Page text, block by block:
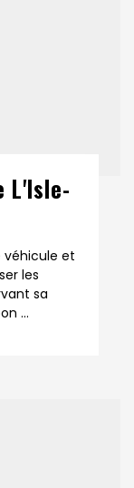
L'Isle-
véhicule et
les
sa
...